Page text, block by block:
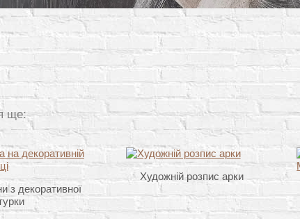
ще:
з декоративної
Художній розпис арки